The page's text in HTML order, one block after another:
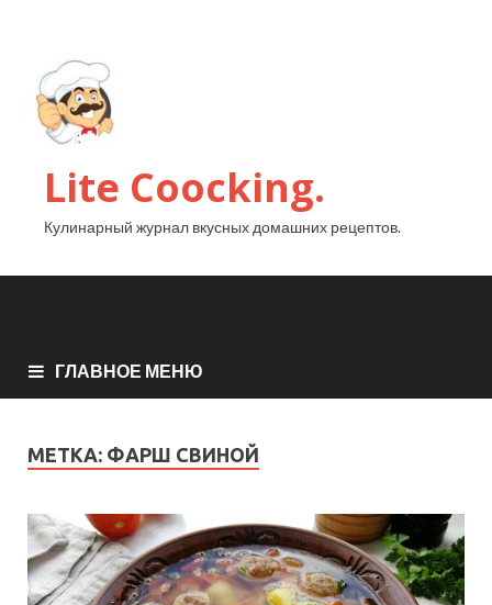
Lite Coocking.
Кулинарный журнал вкусных домашних рецептов.
ГЛАВНОЕ МЕНЮ
МЕТКА: ФАРШ СВИНОЙ